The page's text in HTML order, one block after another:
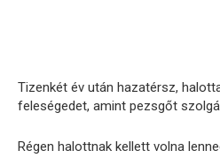
Tizenkét év után hazatérsz,
feleségedet, amint pezsgőt
Régen halottnak kellett volna